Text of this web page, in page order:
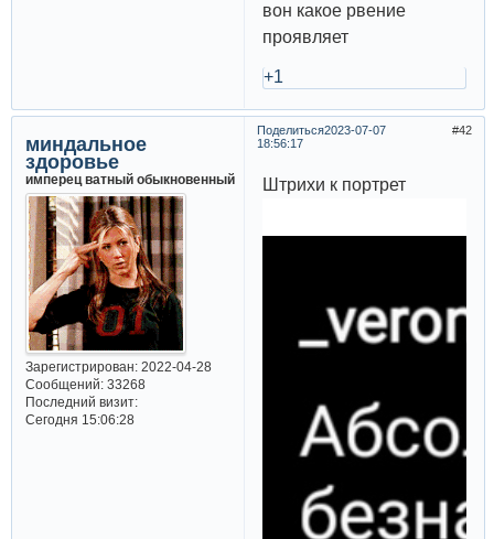
вон какое рвение
проявляет
+1
Поделиться 42
2023-07-07
18:56:17
миндальное
здоровье
имперец ватный обыкновенный
Зарегистрирован: 2022-04-28
Сообщений:33268
Последний визит:
Сегодня 15:06:28
Штрихи к портрет